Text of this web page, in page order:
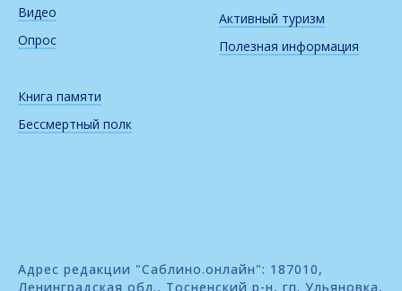
Видео
Опрос
Книга памяти
Бессмертный полк
Активный туризм
Полезная информация
Адрес редакции "Саблино.онлайн": 187010,
Ленинградская обл., Тосненский р-н, гп. Ульяновка,